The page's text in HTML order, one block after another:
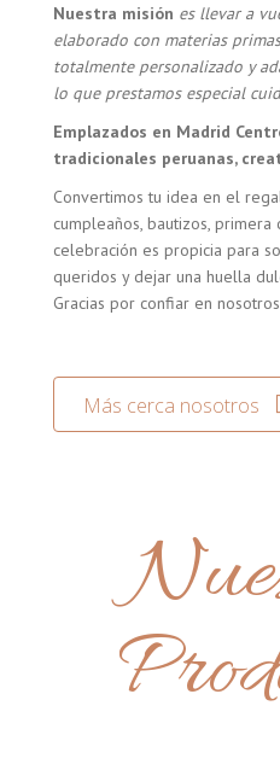
Nuestra misión es llevar a
elaborado con materias
totalmente personalizado y
lo que prestamos especial
Emplazados en Madrid
tradicionales peruanas,
Convertimos tu idea en el
cumpleaños, bautizos, primera
celebración es propicia para
queridos y dejar una huella
Gracias por confiar en
Más cerca nosotros